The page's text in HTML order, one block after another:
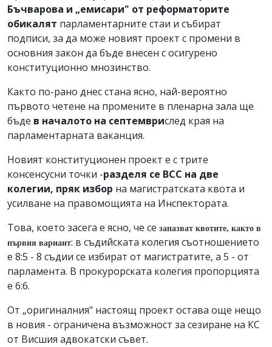
Бъчварова и „емисари" от реформаторите
обикалят парламентарните стаи и събират
подписи, за да може новият проект с промени в
основния закон да бъде внесен с осигурено
конституционно мнозинство.
Както по-рано днес стана ясно, най-вероятно
първото четене на промените в пленарна зала ще
бъде в началото на септемврислед края на
парламентарната ваканция.
Новият конституционен проект е с трите
консенсусни точки -разделя се ВСС на две
колегии, пряк избор на магистратската квота и
усилване на правомощията на Инспектората.
Това, което засега е ясно, че се запазват квотите, както в
първия вариант: в съдийската колегия съотношението
е 8:5 - 8 съдии се избират от магистратите, а 5 - от
парламента. В прокурорската колегия пропорцията
е 6:6.
От „оригиналния" настоящ проект остава още нещо
в новия - ограничена възможност за сезиране на КС
от Висшия адвокатски съвет.